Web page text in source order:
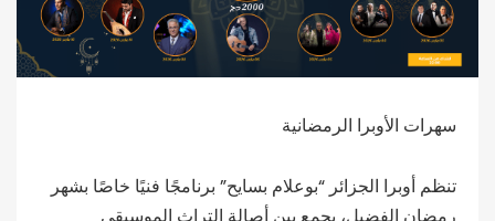
سهرات الأوبرا الرمضانية
تنظم أوبرا الجزائر “بوعلام بسايح” برنامجًا فنيًا خاصًا بشهر